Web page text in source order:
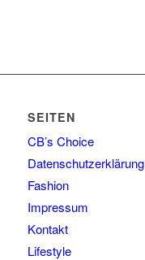
SEITEN
CB’s Choice
Datenschutzerklärung
Fashion
Impressum
Kontakt
Lifestyle